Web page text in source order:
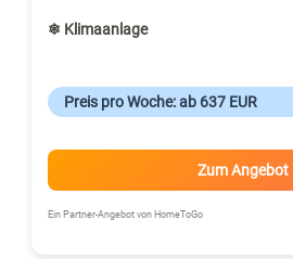
❄ Klimaanlage
Preis pro Woche: ab 637 EUR
Zum Angebot
Ein Partner-Angebot von HomeToGo